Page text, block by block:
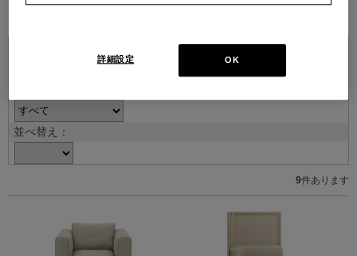
並べ替え：
9件あります
OK
詳細設定